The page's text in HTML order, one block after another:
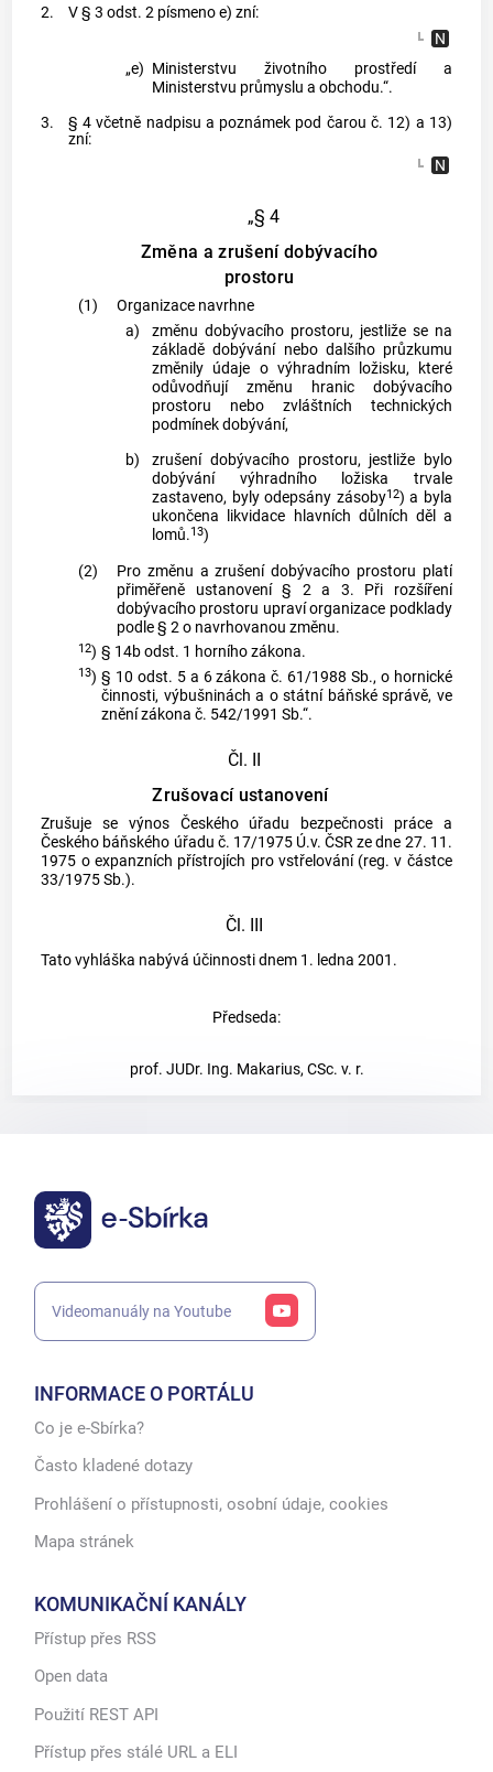
2.
V § 3 odst. 2 písmeno e) zní:
„e) Ministerstvu životního prostředí a
Ministerstvu průmyslu a obchodu.“.
3.
§ 4 včetně nadpisu a poznámek pod čarou č. 12) a 13)
zní:
„§ 4
Změna a zrušení dobývacího
prostoru
(1)
Organizace navrhne
a)
změnu dobývacího prostoru, jestliže se na
základě dobývání nebo dalšího průzkumu
změnily údaje o výhradním ložisku, které
odůvodňují změnu hranic dobývacího
prostoru nebo zvláštních technických
podmínek dobývání,
b)
zrušení dobývacího prostoru, jestliže bylo
dobývání výhradního ložiska trvale
zastaveno, byly odepsány zásoby12) a byla
ukončena likvidace hlavních důlních děl a
lomů.13)
(2)
Pro změnu a zrušení dobývacího prostoru platí
přiměřeně ustanovení § 2 a 3. Při rozšíření
dobývacího prostoru upraví organizace podklady
podle § 2 o navrhovanou změnu.
12) § 14b odst. 1 horního zákona.
13) § 10 odst. 5 a 6 zákona č. 61/1988 Sb., o hornické
činnosti, výbušninách a o státní báňské správě, ve
znění zákona č. 542/1991 Sb.“.
Čl. II
Zrušovací ustanovení
Zrušuje se výnos Českého úřadu bezpečnosti práce a
Českého báňského úřadu č. 17/1975 Ú.v. ČSR ze dne 27. 11.
1975 o expanzních přístrojích pro vstřelování (reg. v částce
33/1975 Sb.).
Čl. III
Tato vyhláška nabývá účinnosti dnem 1. ledna 2001.
Předseda:
prof. JUDr. Ing. Makarius, CSc. v. r.
Videomanuály na Youtube
INFORMACE O PORTÁLU
Co je e-Sbírka?
Často kladené dotazy
Prohlášení o přístupnosti, osobní údaje, cookies
Mapa stránek
KOMUNIKAČNÍ KANÁLY
Přístup přes RSS
Open data
Použití REST API
Přístup přes stálé URL a ELI